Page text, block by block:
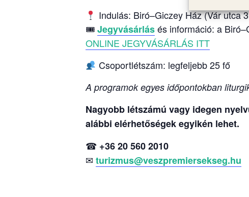
Indulás: Biró–Giczey Ház (Vár utca
🎟Jegyvásárlásés információ: a
ONLINE JEGYVÁSÁRLÁS ITT
Csoportlétszám: legfeljebb 25 fő
A programok egyes időpontokban
Nagyobb létszámú vagy idegen
alábbi elérhetőségek egyikén lehet.
☎ +36 20 560 2010
✉ turizmus@veszpremiersekseg.hu